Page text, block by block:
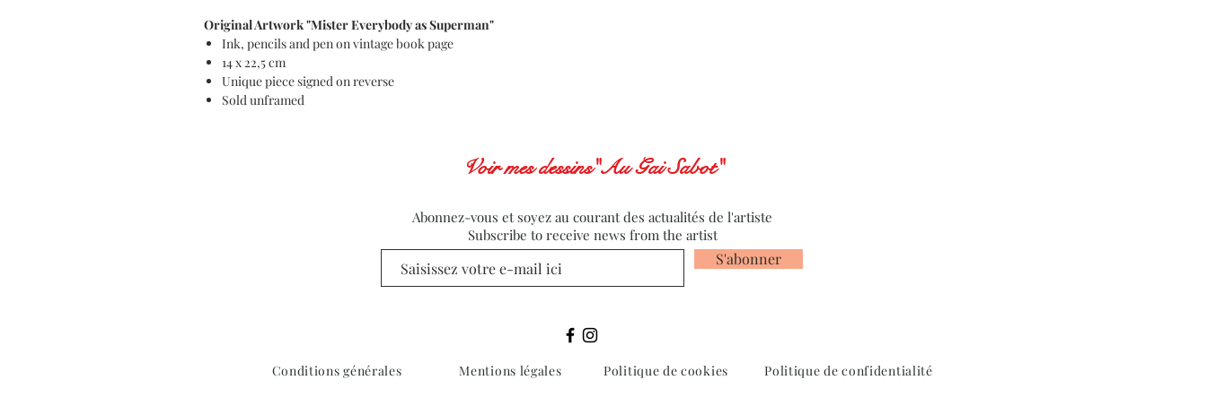
Original Artwork "Mister Everybody as Superman"
Ink, pencils and pen on vintage book page
14 x 22,5 cm
Unique piece signed on reverse
Sold unframed
Voir mes dessins"Au Gai Sabot"
Abonnez-vous et soyez au courant des actualités de l'artiste
Subscribe to receive news from the artist
S'abonner
Conditions générales Mentions légales Politique de cookies Politique de confidentialité